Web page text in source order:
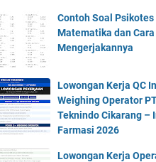
Contoh Soal Psikotes
Matematika dan Cara
Mengerjakannya
Lowongan Kerja QC
Weighing Operator
Teknindo Cikarang –
Farmasi 2026
Lowongan Kerja